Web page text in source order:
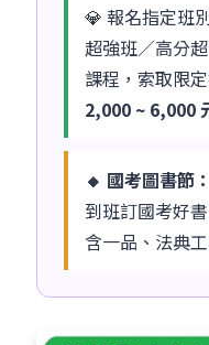
💎 報名指定班
超強班／高分
課程，索取限
2,000 ~ 6,000
🔸 國考圖書節
到班訂國考好
含一品、法典